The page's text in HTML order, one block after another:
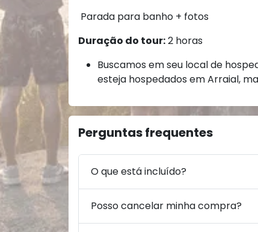
Parada para banho + fotos
Duração do tour:2 horas
Buscamos em seu local de
esteja hospedados em Arraial,
Perguntas frequentes
O que está incluído?
Posso cancelar minha compra?